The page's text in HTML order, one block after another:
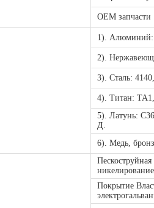
OEM запчасти
1). Алюминий:
2).
3). Сталь:
4). Титан:
5). Латунь:
Д.
6). Медь,
Покрытие